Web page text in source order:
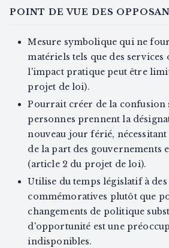
POINT DE VUE DES
Mesure symbolique qui ne
matériels tels que des services
l'impact pratique peut être
projet de loi).
Pourrait créer de la confusion
personnes prennent la
nouveau jour férié,
de la part des gouvernements
(article 2 du projet de loi).
Utilise du temps législatif à
commémoratives plutôt que
changements de politique
d'opportunité est une
indisponibles.